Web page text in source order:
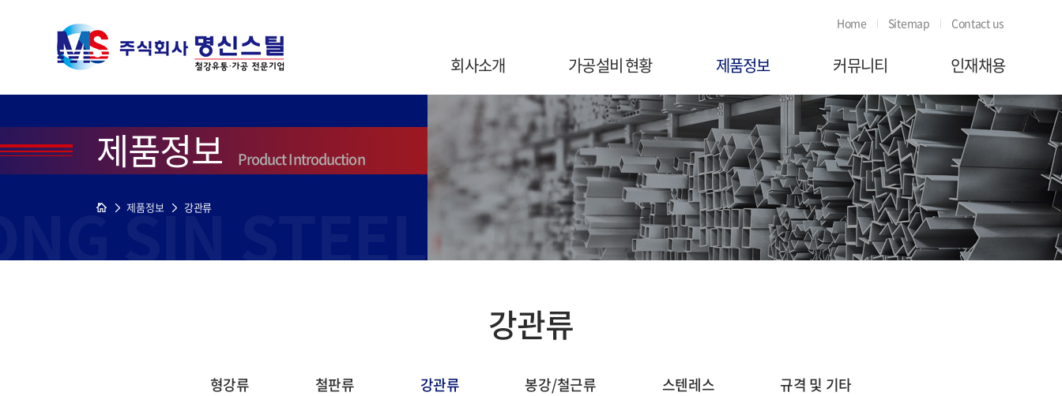
회사소개 가공설비 현황 제품정보 커뮤니티 인재채용
Home Sitemap Contact us
제품정보 Product Introduction
제품정보 강관류
강관류
형강류 철판류 강관류 봉강/철근류 스텐레스 규격 및 기타